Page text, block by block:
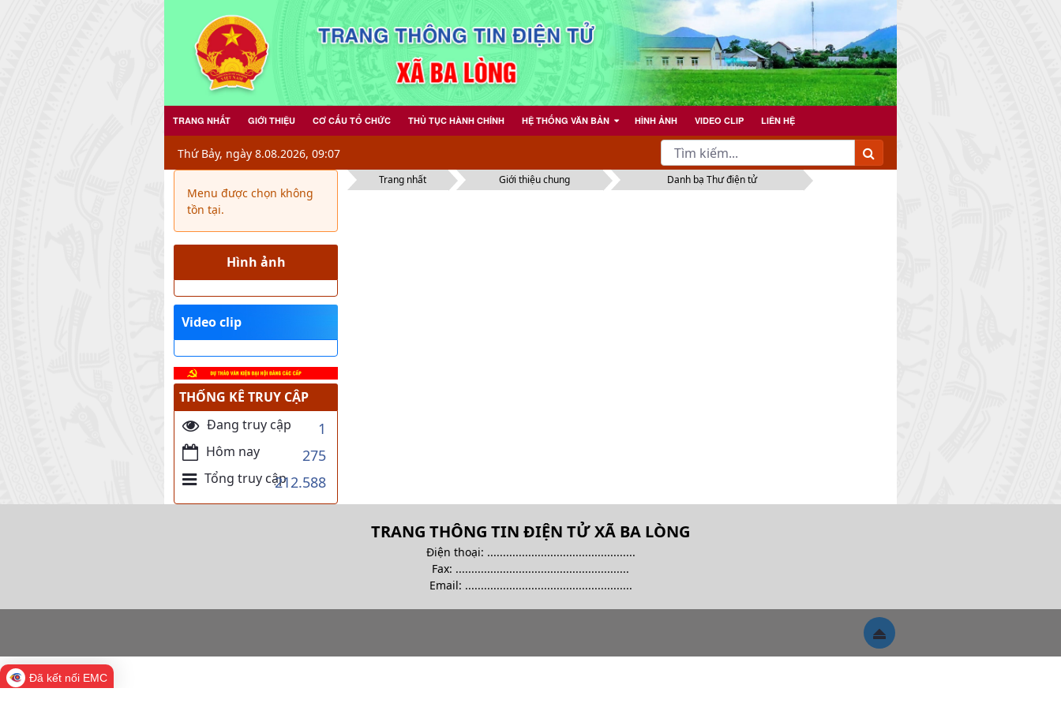
Danh bạ thư điện tử - Xã Ba Lòng, tỉnh Quảng Trị
TRANG NHẤT GIỚI THIỆU CƠ CẤU TỔ CHỨC THỦ TỤC HÀNH CHÍNH HỆ THỐNG VĂN BẢN HÌNH ẢNH VIDEO CLIP LIÊN HỆ
Thứ Bảy, ngày 8.08.2026, 09:07
Menu được chọn không
tồn tại.
Hình ảnh
Video clip
THỐNG KÊ TRUY CẬP
Đang truy cập
1
Hôm nay 275
Tổng truy cập212.588
Trang nhất Giới thiệu chung Danh bạ Thư điện tử
TRANG THÔNG TIN ĐIỆN TỬ XÃ BA LÒNG
Điện thoại: ...............................................
Fax: .......................................................
Email: .....................................................
Đã kết nối EMC